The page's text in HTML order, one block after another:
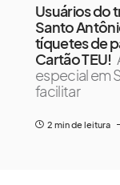
Usuários do
Santo
tíquetes de
Cartão TEU!
especial em
facilitar
2 min de leitura